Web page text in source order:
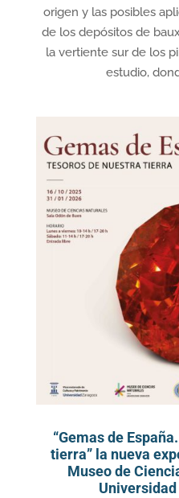
origen y las posibles
de los depósitos de
la vertiente sur de los
estudio,
“Gemas de
tierra” la nueva
Museo de